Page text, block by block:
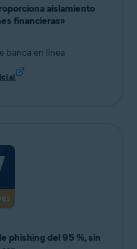
aislamiento
financieras»
banca en línea
phishing del 95 %, sin